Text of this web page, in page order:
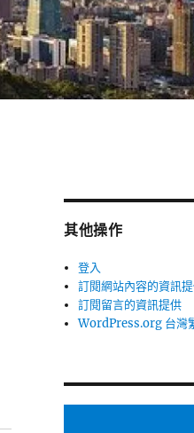
其他操作
登入
訂閱網站內容的資訊
訂閱留言的資訊提供
WordPress.org 台灣